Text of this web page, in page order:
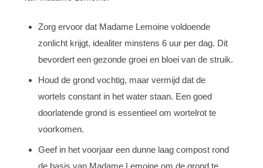
Zorg ervoor dat Madame Lemoine voldoende
zonlicht krijgt, idealiter minstens 6 uur per dag. Dit
bevordert een gezonde groei en bloei van de struik.
Houd de grond vochtig, maar vermijd dat de
wortels constant in het water staan. Een goed
doorlatende grond is essentieel om wortelrot te
voorkomen.
Geef in het voorjaar een dunne laag compost rond
de basis van Madame Lemoine om de grond te